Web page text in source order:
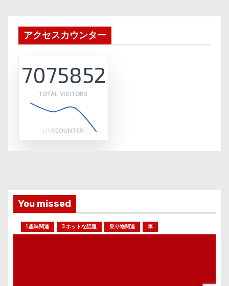
アクセスカウンター
7075852
TOTAL VISITORS
You missed
1.趣味関連 3.ホットな話題 乗り物関連 車